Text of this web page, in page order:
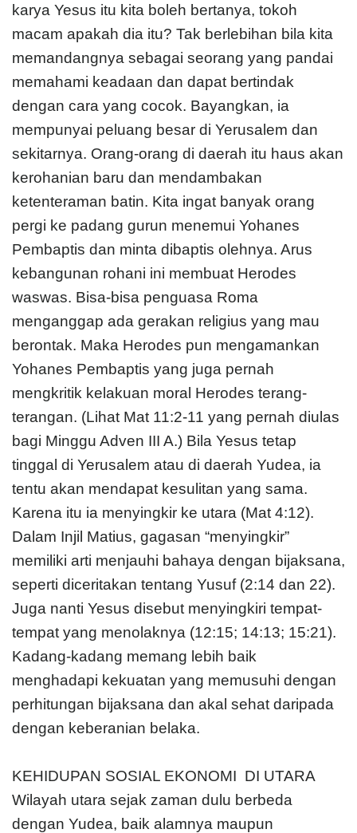
karya Yesus itu kita boleh bertanya, tokoh
macam apakah dia itu? Tak berlebihan bila kita
memandangnya sebagai seorang yang pandai
memahami keadaan dan dapat bertindak
dengan cara yang cocok. Bayangkan, ia
mempunyai peluang besar di Yerusalem dan
sekitarnya. Orang-orang di daerah itu haus akan
kerohanian baru dan mendambakan
ketenteraman batin. Kita ingat banyak orang
pergi ke padang gurun menemui Yohanes
Pembaptis dan minta dibaptis olehnya. Arus
kebangunan rohani ini membuat Herodes
waswas. Bisa-bisa penguasa Roma
menganggap ada gerakan religius yang mau
berontak. Maka Herodes pun mengamankan
Yohanes Pembaptis yang juga pernah
mengkritik kelakuan moral Herodes terang-
terangan. (Lihat Mat 11:2-11 yang pernah diulas
bagi Minggu Adven III A.) Bila Yesus tetap
tinggal di Yerusalem atau di daerah Yudea, ia
tentu akan mendapat kesulitan yang sama.
Karena itu ia menyingkir ke utara (Mat 4:12).
Dalam Injil Matius, gagasan “menyingkir”
memiliki arti menjauhi bahaya dengan bijaksana,
seperti diceritakan tentang Yusuf (2:14 dan 22).
Juga nanti Yesus disebut menyingkiri tempat-
tempat yang menolaknya (12:15; 14:13; 15:21).
Kadang-kadang memang lebih baik
menghadapi kekuatan yang memusuhi dengan
perhitungan bijaksana dan akal sehat daripada
dengan keberanian belaka.
KEHIDUPAN SOSIAL EKONOMI DI UTARA
Wilayah utara sejak zaman dulu berbeda
dengan Yudea, baik alamnya maupun